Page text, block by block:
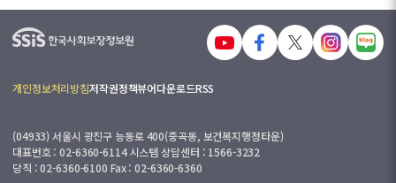
개인정보처리방침저작권정책뷰어다운로드RSS
(04933) 서울시 광진구 능동로 400(중곡동, 보건복지행정타운)
대표번호 : 02-6360-6114 시스템 상담센터 : 1566-3232
당직 : 02-6360-6100 Fax : 02-6360-6360